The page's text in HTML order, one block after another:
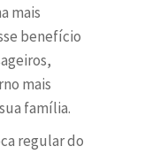
mais
benefício
mais
família.
regular do